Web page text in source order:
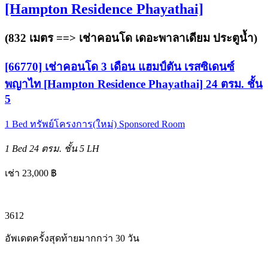
[Hampton Residence Phayathai]
(832 เมตร ==> เช่าคอนโด เดอะพาลาเดียม ประตูน้ำ)
[66770] เช่าคอนโด 3 เดือน แฮมป์ตัน เรสซิเดนซ์
พญาไท [Hampton Residence Phayathai] 24 ตรม. ชั้น
5
1 Bed ทรัพย์โครงการ(ใหม่) Sponsored Room
1 Bed 24 ตรม. ชั้น 5 LH
เช่า 23,000 ฿
3612
อัพเดตครั้งสุดท้ายมากกว่า 30 วัน